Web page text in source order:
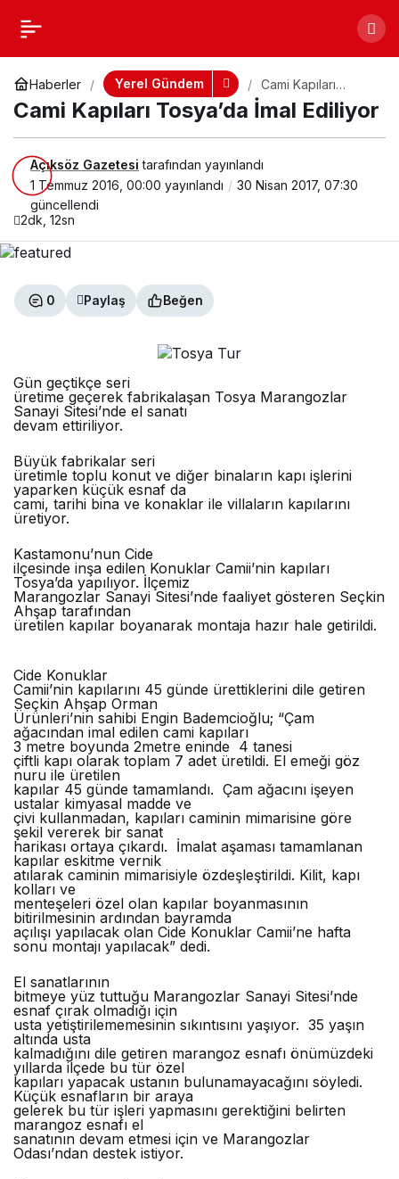
Haberler Yerel Gündem
Cami Kapıları
Tosya’da İmal
Ediliyor
Cami Kapıları Tosya’da İmal Ediliyor
Açıksöz Gazetesi tarafından yayınlandı
1 Temmuz 2016, 00:00 yayınlandı
30 Nisan 2017, 07:30
güncellendi
2dk, 12sn
0 Paylaş Beğen
Gün geçtikçe seri
üretime geçerek fabrikalaşan Tosya Marangozlar
Sanayi Sitesi’nde el sanatı
devam ettiriliyor.
Büyük fabrikalar seri
üretimle toplu konut ve diğer binaların kapı işlerini
yaparken küçük esnaf da
cami, tarihi bina ve konaklar ile villaların kapılarını
üretiyor.
Kastamonu’nun Cide
ilçesinde inşa edilen Konuklar Camii’nin kapıları
Tosya’da yapılıyor. İlçemiz
Marangozlar Sanayi Sitesi’nde faaliyet gösteren Seçkin
Ahşap tarafından
üretilen kapılar boyanarak montaja hazır hale getirildi.
Cide Konuklar
Camii’nin kapılarını 45 günde ürettiklerini dile getiren
Seçkin Ahşap Orman
Ürünleri’nin sahibi Engin Bademcioğlu; “Çam
ağacından imal edilen cami kapıları
3 metre boyunda 2metre eninde 4 tanesi
çiftli kapı olarak toplam 7 adet üretildi. El emeği göz
nuru ile üretilen
kapılar 45 günde tamamlandı. Çam ağacını işeyen
ustalar kimyasal madde ve
çivi kullanmadan, kapıları caminin mimarisine göre
şekil vererek bir sanat
harikası ortaya çıkardı. İmalat aşaması tamamlanan
kapılar eskitme vernik
atılarak caminin mimarisiyle özdeşleştirildi. Kilit, kapı
kolları ve
menteşeleri özel olan kapılar boyanmasının
bitirilmesinin ardından bayramda
açılışı yapılacak olan Cide Konuklar Camii’ne hafta
sonu montajı yapılacak” dedi.
El sanatlarının
bitmeye yüz tuttuğu Marangozlar Sanayi Sitesi’nde
esnaf çırak olmadığı için
usta yetiştirilememesinin sıkıntısını yaşıyor. 35 yaşın
altında usta
kalmadığını dile getiren marangoz esnafı önümüzdeki
yıllarda ilçede bu tür özel
kapıları yapacak ustanın bulunamayacağını söyledi.
Küçük esnafların bir araya
gelerek bu tür işleri yapmasını gerektiğini belirten
marangoz esnafı el
sanatının devam etmesi için ve Marangozlar
Odası’ndan destek istiyor.
Cami Kapıları Tosya’da
İmal Ediliyor
Paylaş